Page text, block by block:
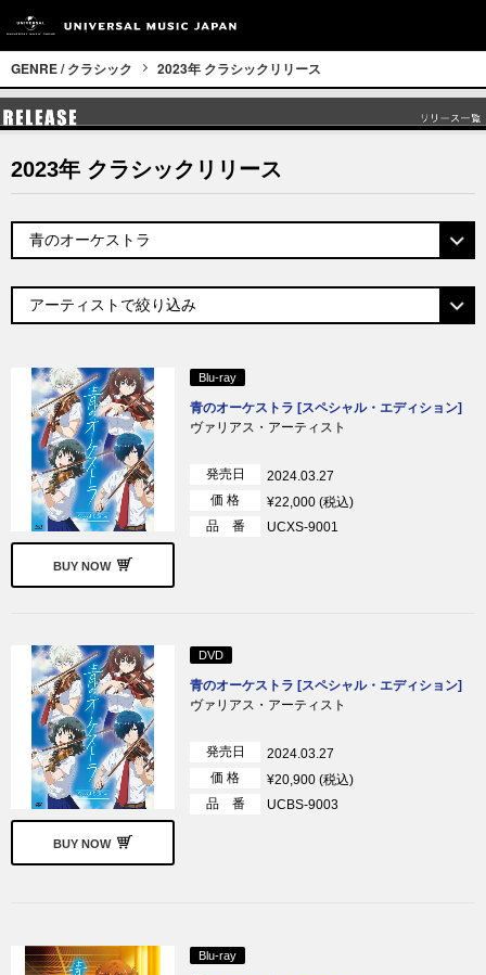
GENRE / クラシック 2023年 クラシックリリース
2023年 クラシックリリース
BUY NOW
Blu-ray
青のオーケストラ [スペシャル・エディション]
ヴァリアス・アーティスト
発売日
2024.03.27
価 格
¥22,000 (税込)
品 番
UCXS-9001
BUY NOW
DVD
青のオーケストラ [スペシャル・エディション]
ヴァリアス・アーティスト
発売日
2024.03.27
価 格
¥20,900 (税込)
品 番
UCBS-9003
Blu-ray